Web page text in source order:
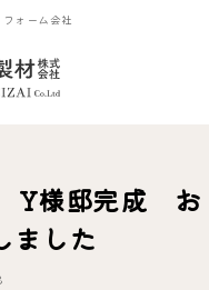
ォーム会社
Y様邸完成 お
ました